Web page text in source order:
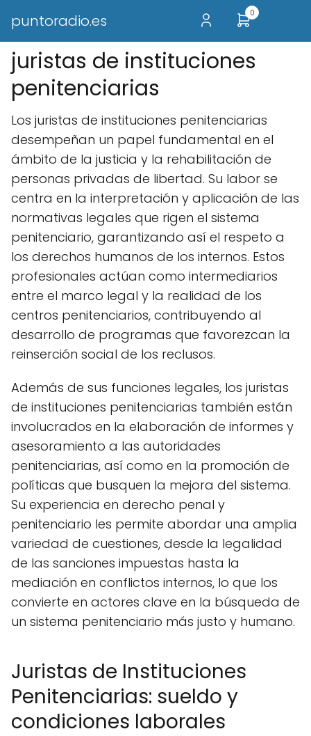
puntoradio.es 0
juristas de instituciones
penitenciarias
Los juristas de instituciones penitenciarias
desempeñan un papel fundamental en el
ámbito de la justicia y la rehabilitación de
personas privadas de libertad. Su labor se
centra en la interpretación y aplicación de las
normativas legales que rigen el sistema
penitenciario, garantizando así el respeto a
los derechos humanos de los internos. Estos
profesionales actúan como intermediarios
entre el marco legal y la realidad de los
centros penitenciarios, contribuyendo al
desarrollo de programas que favorezcan la
reinserción social de los reclusos.
Además de sus funciones legales, los juristas
de instituciones penitenciarias también están
involucrados en la elaboración de informes y
asesoramiento a las autoridades
penitenciarias, así como en la promoción de
políticas que busquen la mejora del sistema.
Su experiencia en derecho penal y
penitenciario les permite abordar una amplia
variedad de cuestiones, desde la legalidad
de las sanciones impuestas hasta la
mediación en conflictos internos, lo que los
convierte en actores clave en la búsqueda de
un sistema penitenciario más justo y humano.
Juristas de Instituciones
Penitenciarias: sueldo y
condiciones laborales